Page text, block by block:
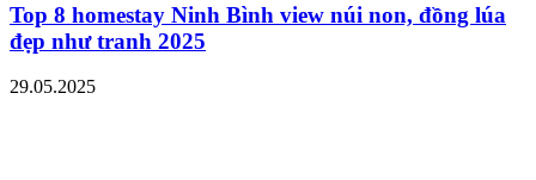
Top 8 homestay Ninh Bình view núi non, đồng lúa
đẹp như tranh 2025
29.05.2025